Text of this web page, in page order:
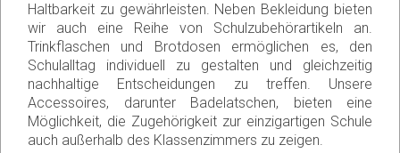
Haltbarkeit zu gewährleisten. Neben Bekleidung bieten
wir auch eine Reihe von Schulzubehörartikeln an.
Trinkflaschen und Brotdosen ermöglichen es, den
Schulalltag individuell zu gestalten und gleichzeitig
nachhaltige Entscheidungen zu treffen. Unsere
Accessoires, darunter Badelatschen, bieten eine
Möglichkeit, die Zugehörigkeit zur einzigartigen Schule
auch außerhalb des Klassenzimmers zu zeigen.